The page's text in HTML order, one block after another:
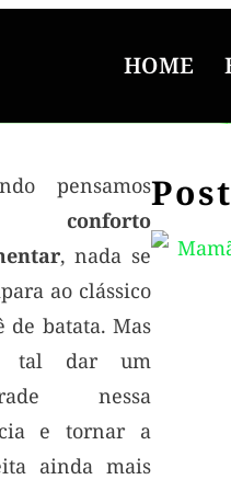
HOME
pensamos
conforto
, nada se
ao clássico
de batata. Mas
tal dar um
nessa
e tornar a
ainda mais